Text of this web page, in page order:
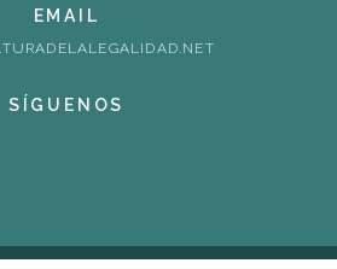
EMAIL
SÍGUENOS